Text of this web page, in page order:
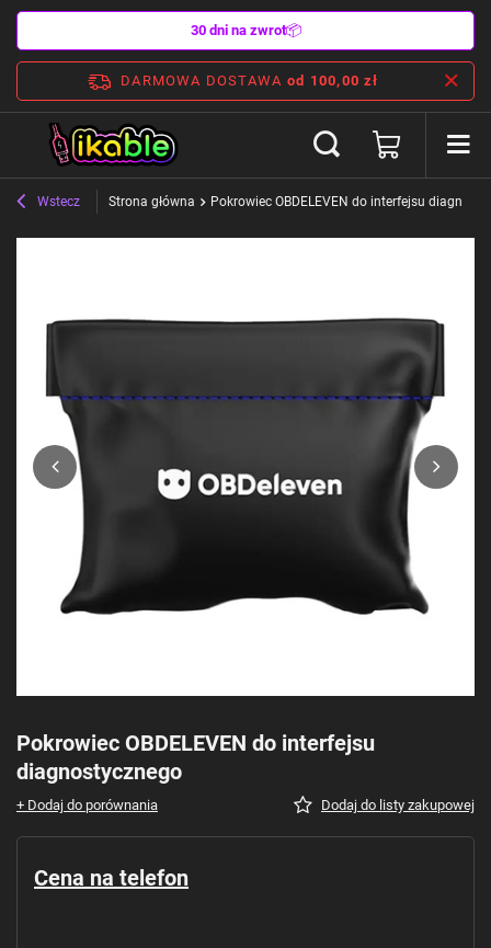
30 dni na zwrot📦
DARMOWA DOSTAWA od 100,00 zł
Wstecz Strona główna Pokrowiec OBDELEVEN do interfejsu
Pokrowiec OBDELEVEN do interfejsu
diagnostycznego
+ Dodaj do porównania Dodaj do listy zakupowej
Cena na telefon